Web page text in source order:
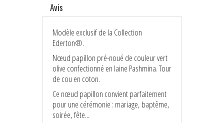
Avis
Modèle exclusif de la Collection
Ederton®.
Nœud papillon pré-noué de couleur vert
olive confectionné en laine Pashmina. Tour
de cou en coton.
Ce nœud papillon convient parfaitement
pour une cérémonie : mariage, baptême,
soirée, fête...